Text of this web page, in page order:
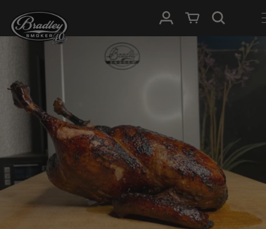
PASSER AU
CONTENU
ConnexionPanier